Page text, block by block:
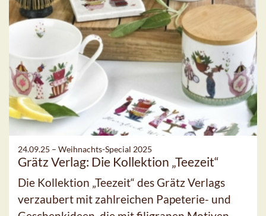
24.09.25 – Weihnachts-Special 2025
Grätz Verlag: Die Kollektion „Teezeit“
Die Kollektion „Teezeit“ des Grätz Verlags
verzaubert mit zahlreichen Papeterie- und